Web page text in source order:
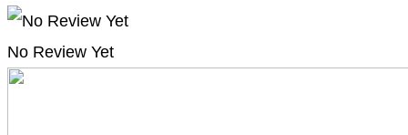
No Review Yet